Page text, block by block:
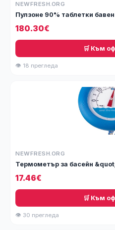
NEWFRESH.ORG
Пулзоне 90% таблетки
180.30€
🛒 Към
👁 18 прегледа
NEWFRESH.ORG
Термометър за басейн
17.46€
🛒 Към
👁 30 прегледа